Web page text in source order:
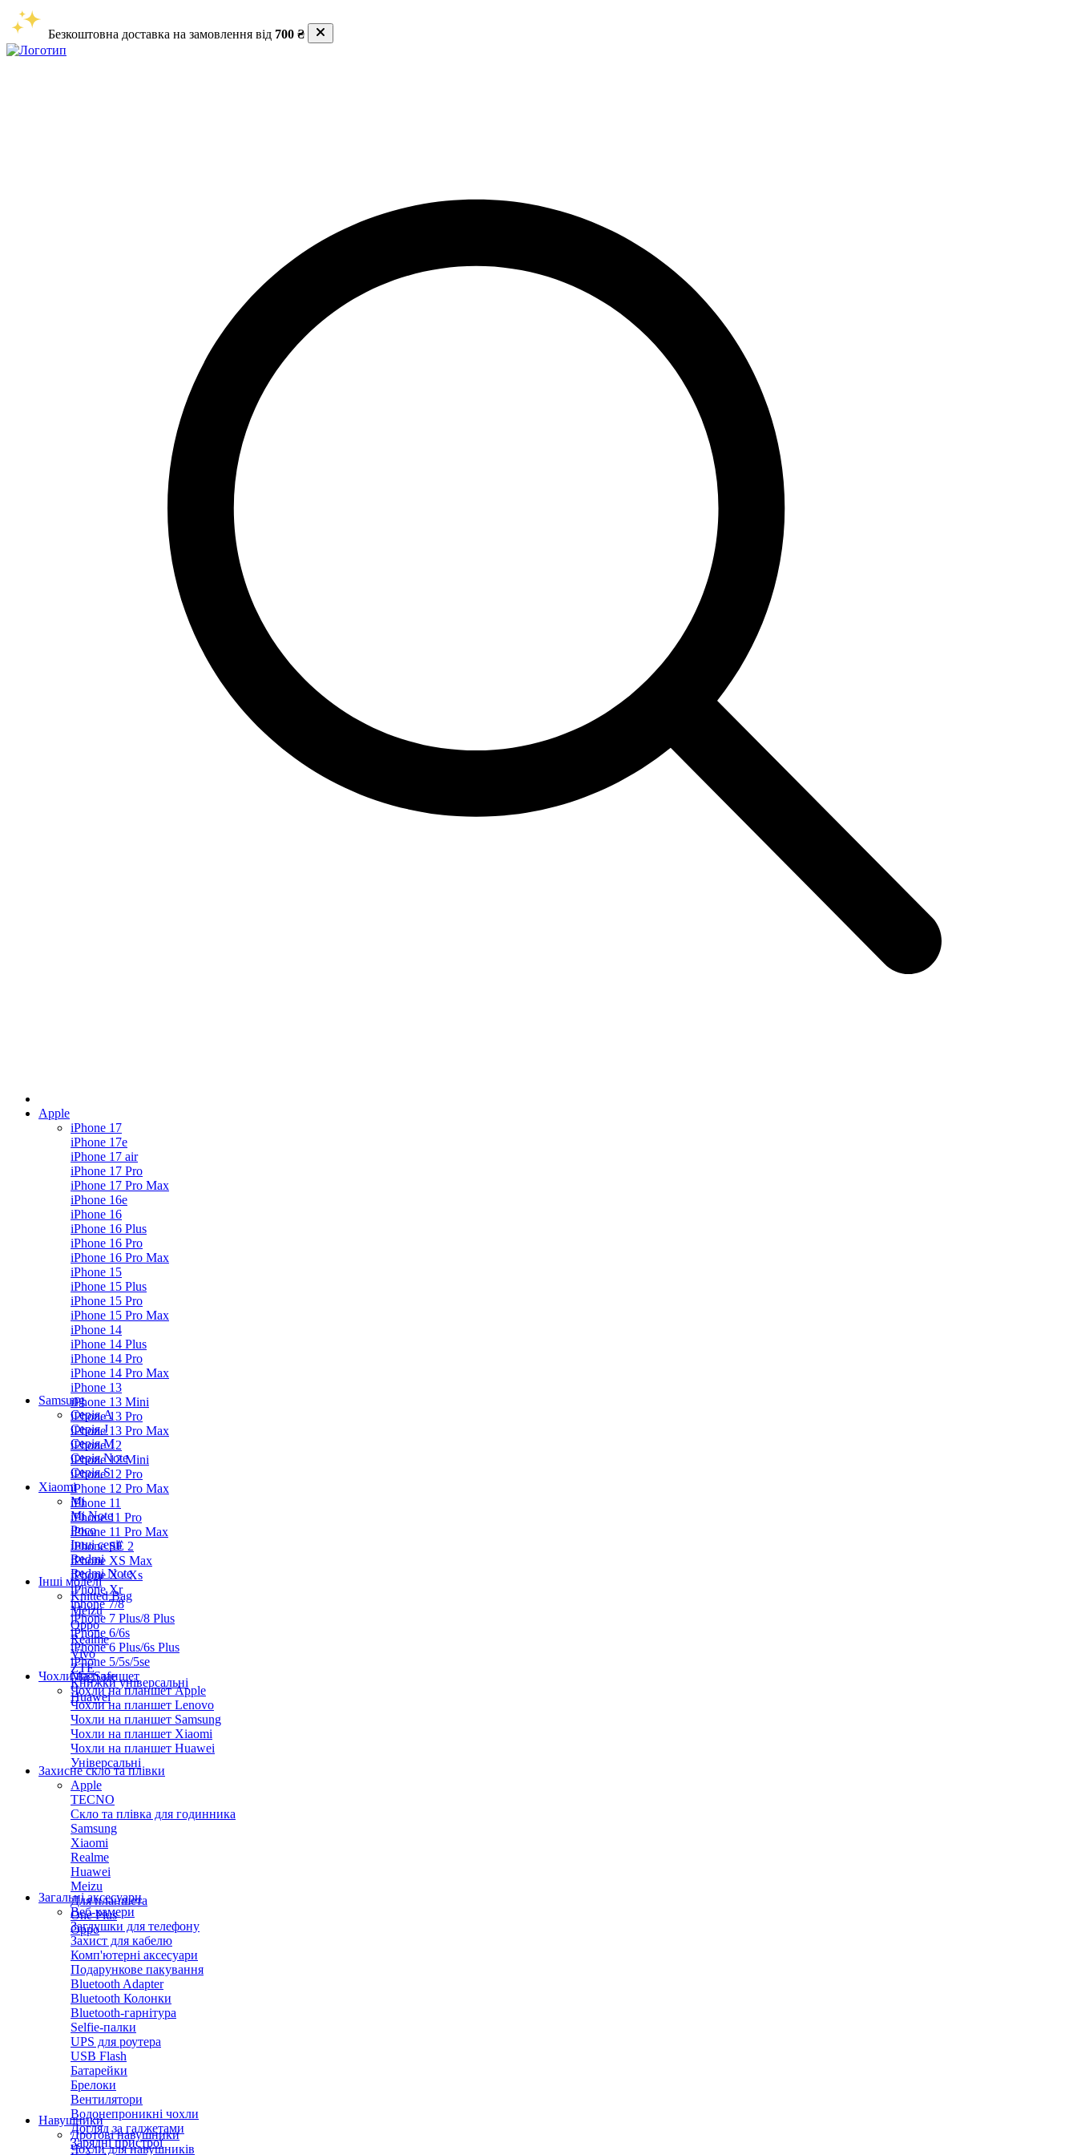
Безкоштовна доставка на замовлення від 700 ₴
Apple
iPhone 17
iPhone 17e
iPhone 17 air
iPhone 17 Pro
iPhone 17 Pro Max
iPhone 16e
iPhone 16
iPhone 16 Plus
iPhone 16 Pro
iPhone 16 Pro Max
iPhone 15
iPhone 15 Plus
iPhone 15 Pro
iPhone 15 Pro Max
iPhone 14
iPhone 14 Plus
iPhone 14 Pro
iPhone 14 Pro Max
iPhone 13
iPhone 13 Mini
iPhone 13 Pro
iPhone 13 Pro Max
iPhone 12
iPhone 12 Mini
iPhone 12 Pro
iPhone 12 Pro Max
iPhone 11
iPhone 11 Pro
iPhone 11 Pro Max
iPhone SE 2
iPhone XS Max
iPhone X / Xs
iPhone Xr
iphone 7/8
iPhone 7 Plus/8 Plus
iPhone 6/6s
iPhone 6 Plus/6s Plus
iPhone 5/5s/5se
MagSafe
Samsung
Серія А
Серiя J
Серiя M
Серія Note
Серія S
Xiaomi
Mi
Mi Note
Poco
Інші серії
Redmi
Redmi Note
Інші моделі
Knitted Bag
Meizu
Oppo
Realme
Vivo
ZTE
Книжки універсальні
Huawei
Чохли на планшет
Чохли на планшет Apple
Чохли на планшет Lenovo
Чохли на планшет Samsung
Чохли на планшет Xiaomi
Чохли на планшет Huawei
Універсальні
Захисне скло та плівки
Apple
TECNO
Скло та плівка для годинника
Samsung
Xiaomi
Realme
Huawei
Meizu
Для планшета
One Plus
Oppo
Загальні аксесуари
Веб-камери
Заглушки для телефону
Захист для кабелю
Комп'ютерні аксесуари
Подарункове пакування
Bluetooth Adapter
Bluetooth Колонки
Bluetooth-гарнітура
Selfie-палки
UPS для роутера
USB Flash
Батарейки
Брелоки
Вентилятори
Водонепроникні чохли
Догляд за гаджетами
Зарядні пристрої
Навушники
Дротові навушники
Чохли для навушників